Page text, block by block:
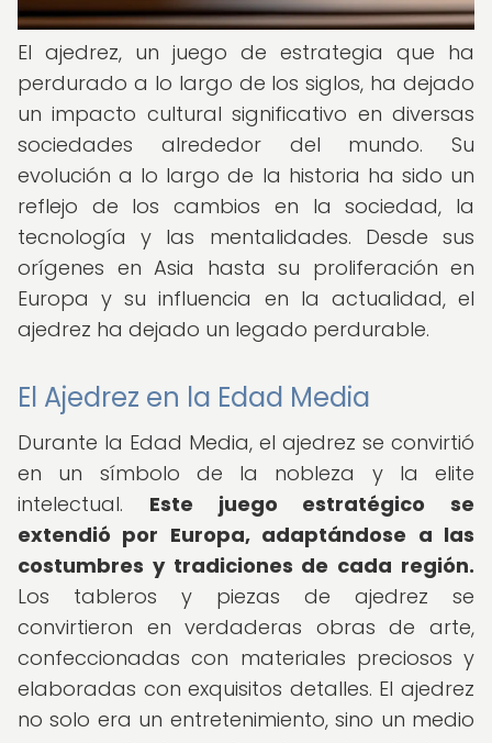
El ajedrez, un juego de estrategia que ha
perdurado a lo largo de los siglos, ha dejado
un impacto cultural significativo en diversas
sociedades alrededor del mundo. Su
evolución a lo largo de la historia ha sido un
reflejo de los cambios en la sociedad, la
tecnología y las mentalidades. Desde sus
orígenes en Asia hasta su proliferación en
Europa y su influencia en la actualidad, el
ajedrez ha dejado un legado perdurable.
El Ajedrez en la Edad Media
Durante la Edad Media, el ajedrez se convirtió
en un símbolo de la nobleza y la elite
intelectual. Este juego estratégico se
extendió por Europa, adaptándose a las
costumbres y tradiciones de cada región.
Los tableros y piezas de ajedrez se
convirtieron en verdaderas obras de arte,
confeccionadas con materiales preciosos y
elaboradas con exquisitos detalles. El ajedrez
no solo era un entretenimiento, sino un medio